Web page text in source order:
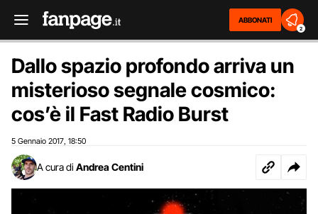
ABBONATI
2
Dallo spazio profondo arriva un
misterioso segnale cosmico:
cos’è il Fast Radio Burst
5 Gennaio 2017 18:50
A cura di Andrea Centini